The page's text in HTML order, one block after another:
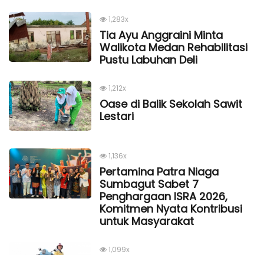
1,283x
Tia Ayu Anggraini Minta
Walikota Medan Rehabilitasi
Pustu Labuhan Deli
1,212x
Oase di Balik Sekolah Sawit
Lestari
1,136x
Pertamina Patra Niaga
Sumbagut Sabet 7
Penghargaan ISRA 2026,
Komitmen Nyata Kontribusi
untuk Masyarakat
1,099x